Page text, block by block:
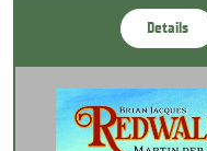
Details